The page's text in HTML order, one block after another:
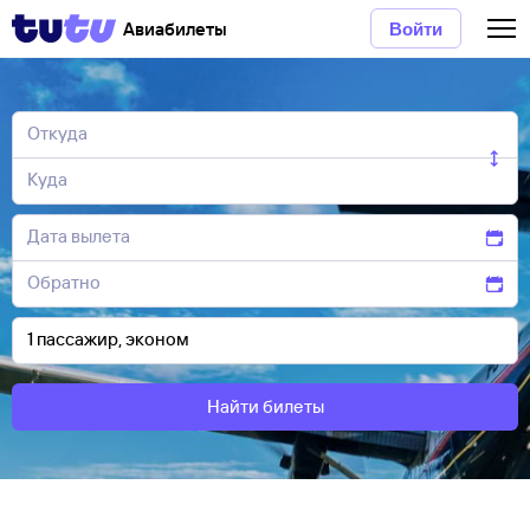
Авиабилеты Войти
Найти билеты